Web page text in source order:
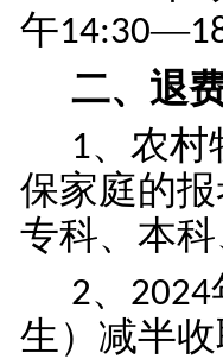
午14:30—
二、退
1、农村
保家庭的
专科、本
2、 2024
生）减半收